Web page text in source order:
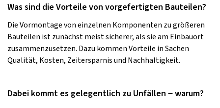
Was sind die Vorteile von vorgefertigten Bauteilen?
Die Vormontage von einzelnen Komponenten zu größeren
Bauteilen ist zunächst meist sicherer, als sie am Einbauort
zusammenzusetzen. Dazu kommen Vorteile in Sachen
Qualität, Kosten, Zeitersparnis und Nachhaltigkeit.
Dabei kommt es gelegentlich zu Unfällen – warum?